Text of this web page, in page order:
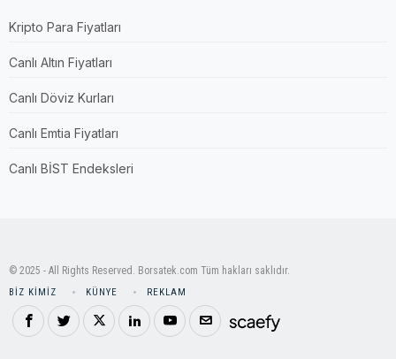
Kripto Para Fiyatları
Canlı Altın Fiyatları
Canlı Döviz Kurları
Canlı Emtia Fiyatları
Canlı BİST Endeksleri
© 2025 - All Rights Reserved. Borsatek.com Tüm hakları saklıdır.
BIZ KIMIZ KÜNYE REKLAM